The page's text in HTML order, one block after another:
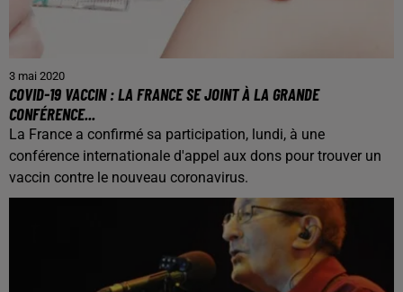
3 mai 2020
COVID-19 VACCIN : LA FRANCE SE JOINT À LA GRANDE
CONFÉRENCE...
La France a confirmé sa participation, lundi, à une
conférence internationale d'appel aux dons pour trouver un
vaccin contre le nouveau coronavirus.